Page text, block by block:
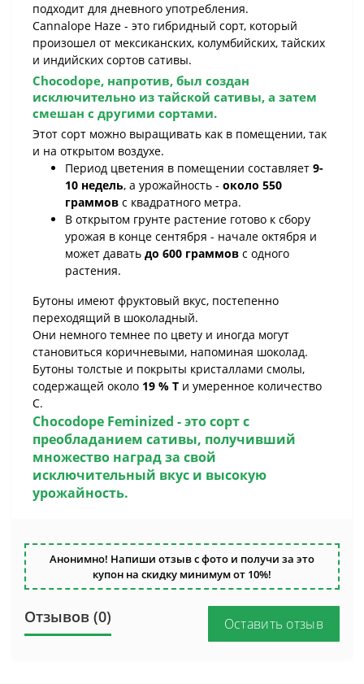
подходит для дневного употребления.
Cannalope Haze - это гибридный сорт, который
произошел от мексиканских, колумбийских, тайских
и индийских сортов сативы.
Chocodope, напротив, был создан
исключительно из тайской сативы, а затем
смешан с другими сортами.
Этот сорт можно выращивать как в помещении, так
и на открытом воздухе.
Период цветения в помещении составляет 9-
10 недель, а урожайность - около 550
граммов с квадратного метра.
В открытом грунте растение готово к сбору
урожая в конце сентября - начале октября и
может давать до 600 граммов с одного
растения.
Бутоны имеют фруктовый вкус, постепенно
переходящий в шоколадный.
Они немного темнее по цвету и иногда могут
становиться коричневыми, напоминая шоколад.
Бутоны толстые и покрыты кристаллами смолы,
содержащей около 19 % Т и умеренное количество
С.
Chocodope Feminized - это сорт с
преобладанием сативы, получивший
множество наград за свой
исключительный вкус и высокую
урожайность.
Анонимно! Напиши отзыв с фото и получи за это
купон на скидку минимум от 10%!
Отзывов (0) Оставить отзыв